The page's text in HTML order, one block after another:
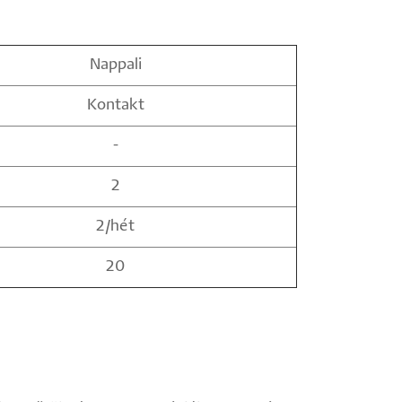
Nappali
Kontakt
-
2
2/hét
20